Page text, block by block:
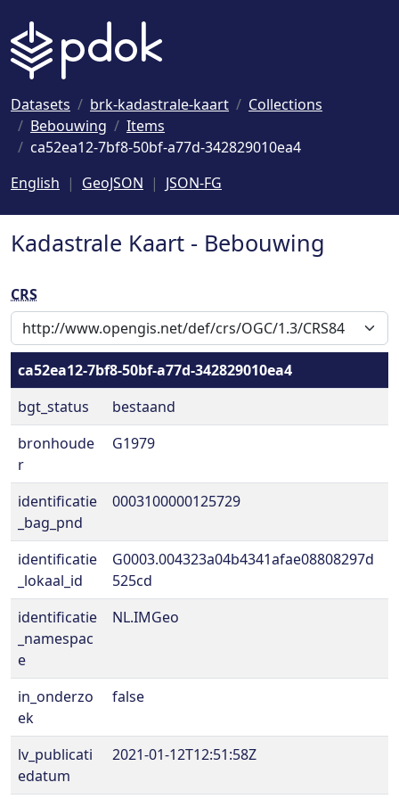
Datasets brk-kadastrale-kaart
Collections
Bebouwing
Items
ca52ea12-7bf8-50bf-a77d-342829010ea4
English
GeoJSON JSON-FG
Kadastrale Kaart - Bebouwing
CRS
ca52ea12-7bf8-50bf-a77d-342829010ea4
bgt_status
bestaand
bronhoude
r
G1979
identificatie
_bag_pnd
0003100000125729
identificatie
_lokaal_id
G0003.004323a04b4341afae08808297d
525cd
identificatie
_namespac
e
NL.IMGeo
in_onderzo
ek
false
lv_publicati
edatum
2021-01-12T12:51:58Z